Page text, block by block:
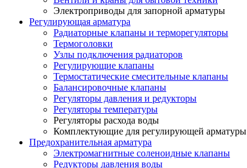
Электроприводы для запорной арматуры
Регулирующая арматура
Радиаторные клапаны и терморегуляторы
Термоголовки
Узлы подключения радиаторов
Регулирующие клапаны
Термостатические смесительные клапаны
Балансировочные клапаны
Регуляторы давления и редукторы
Регуляторы температуры
Регуляторы расхода воды
Комплектующие для регулирующей арматуры
Предохранительная арматура
Электромагнитные соленоидные клапаны
Редукторы давления воды